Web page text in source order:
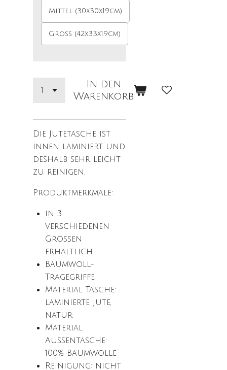
Mittel (30x30x19cm)
Groß (42x33x19cm)
In den
Warenkorb
Die Jutetasche ist
innen laminiert und
deshalb sehr leicht
zu reinigen.
Produktmerkmale:
in 3
verschiedenen
Größen
erhältlich
Baumwoll-
Tragegriffe
Material Tasche:
laminierte Jute,
natur
Material
Außentasche:
100% Baumwolle
Reinigung: nicht